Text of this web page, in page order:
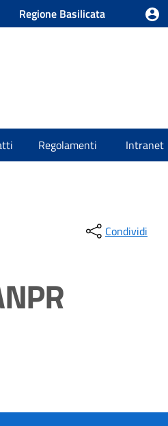
Regione Basilicata
Regolamenti Intranet
Condividi